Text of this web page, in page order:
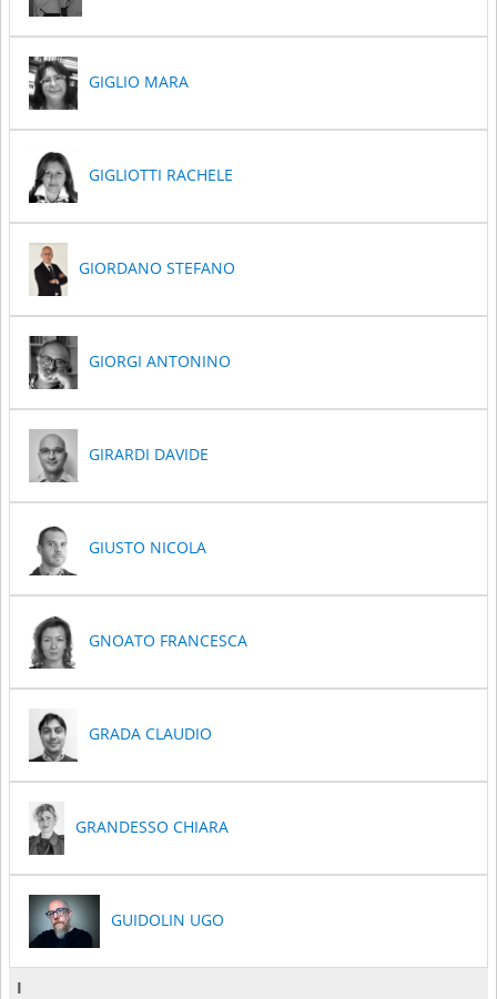
GIGLIO MARA
GIGLIOTTI RACHELE
GIORDANO STEFANO
GIORGI ANTONINO
GIRARDI DAVIDE
GIUSTO NICOLA
GNOATO FRANCESCA
GRADA CLAUDIO
GRANDESSO CHIARA
GUIDOLIN UGO
I